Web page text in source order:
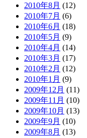
2010年8月 (12)
2010年7月 (6)
2010年6月 (18)
2010年5月 (9)
2010年4月 (14)
2010年3月 (17)
2010年2月 (12)
2010年1月 (9)
2009年12月 (11)
2009年11月 (10)
2009年10月 (13)
2009年9月 (10)
2009年8月 (13)